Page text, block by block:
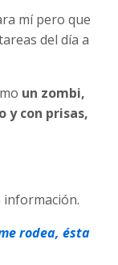
mí pero que
del día a
un zombi,
y con prisas,
información.
rodea, ésta